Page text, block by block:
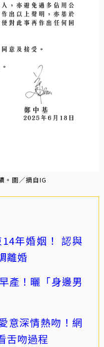
。圖／摘自IG
年婚姻！ 認與
離婚
產！曬「身邊男
意深情熱吻！網
舌吻過程